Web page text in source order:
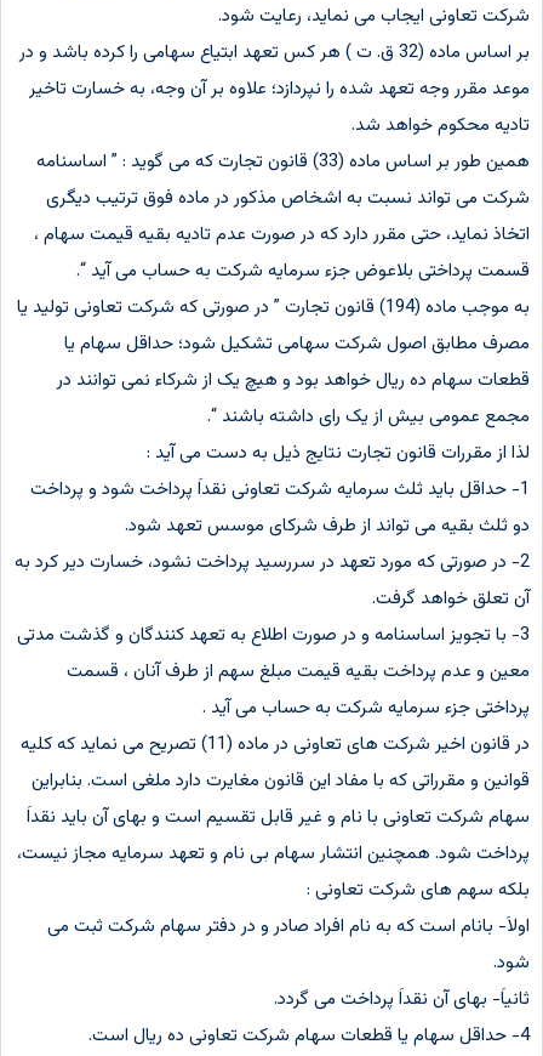
شرکت تعاونی ایجاب می نماید، رعایت شود.
بر اساس ماده (32 ق. ت ) هر کس تعهد ابتیاع سهامی را کرده باشد و در
موعد مقرر وجه تعهد شده را نپردازد؛ علاوه بر آن وجه، به خسارت تاخیر
تادیه محکوم خواهد شد.
همین طور بر اساس ماده (33) قانون تجارت که می گوید : ” اساسنامه
شرکت می تواند نسبت به اشخاص مذکور در ماده فوق ترتیب دیگری
اتخاذ نماید، حتی مقرر دارد که در صورت عدم تادیه بقیه قیمت سهام ،
قسمت پرداختی بلاعوض جزء سرمایه شرکت به حساب می آید “.
به موجب ماده (194) قانون تجارت ” در صورتی که شرکت تعاونی تولید یا
مصرف مطابق اصول شرکت سهامی تشکیل شود؛ حداقل سهام یا
قطعات سهام ده ریال خواهد بود و هیچ یک از شرکاء نمی توانند در
مجمع عمومی بیش از یک رای داشته باشند “.
لذا از مقررات قانون تجارت نتایج ذیل به دست می آید :
1- حداقل باید ثلث سرمایه شرکت تعاونی نقداَ پرداخت شود و پرداخت
دو ثلث بقیه می تواند از طرف شرکای موسس تعهد شود.
2- در صورتی که مورد تعهد در سررسید پرداخت نشود، خسارت دیر کرد به
آن تعلق خواهد گرفت.
3- با تجویز اساسنامه و در صورت اطلاع به تعهد کنندگان و گذشت مدتی
معین و عدم پرداخت بقیه قیمت مبلغ سهم از طرف آنان ، قسمت
پرداختی جزء سرمایه شرکت به حساب می آید .
در قانون اخیر شرکت های تعاونی در ماده (11) تصریح می نماید که کلیه
قوانین و مقرراتی که با مفاد این قانون مغایرت دارد ملغی است. بنابراین
سهام شرکت تعاونی با نام و غیر قابل تقسیم است و بهای آن باید نقداَ
پرداخت شود. همچنین انتشار سهام بی نام و تعهد سرمایه مجاز نیست،
بلکه سهم های شرکت تعاونی :
اولاَ- بانام است که به نام افراد صادر و در دفتر سهام شرکت ثبت می
شود.
ثانیاَ- بهای آن نقداَ پرداخت می گردد.
4- حداقل سهام یا قطعات سهام شرکت تعاونی ده ریال است.